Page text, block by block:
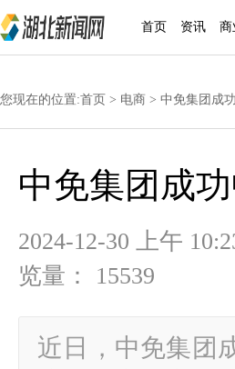
首页 资讯 商
您现在的位置:首页 > 电商 > 中免集团成
中免集团成
2024-12-30 上午
览量： 15539
近日，中免集团